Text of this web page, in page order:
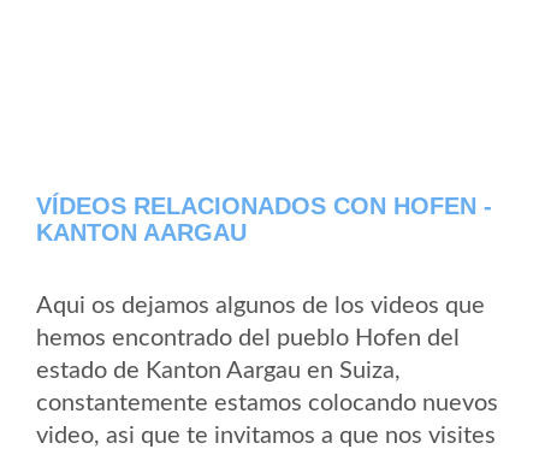
VÍDEOS RELACIONADOS CON HOFEN -
KANTON AARGAU
Aqui os dejamos algunos de los videos que
hemos encontrado del pueblo Hofen del
estado de Kanton Aargau en Suiza,
constantemente estamos colocando nuevos
video, asi que te invitamos a que nos visites